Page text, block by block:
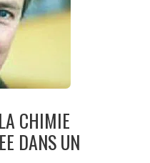
CHIMIE
DANS UN